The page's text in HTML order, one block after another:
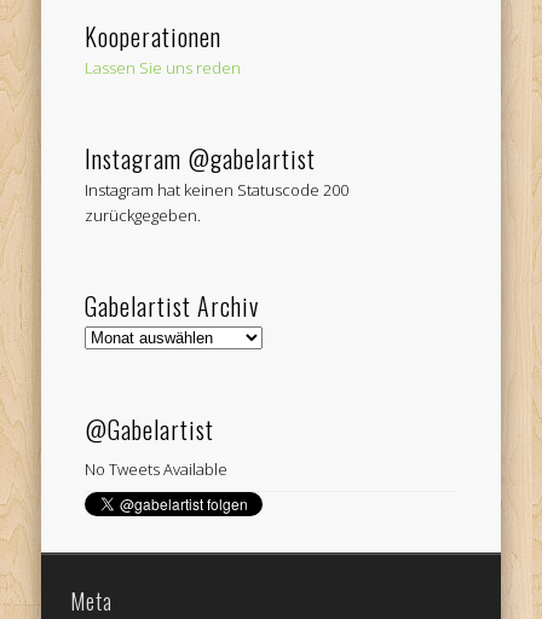
Kooperationen
Lassen Sie uns reden
Instagram @gabelartist
Instagram hat keinen Statuscode 200
zurückgegeben.
Gabelartist Archiv
Gabelartist
@Gabelartist
No Tweets Available
Meta